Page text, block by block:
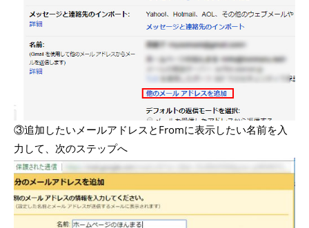
③追加したいメールアドレスとFromに表示したい名前を入
力して、次のステップへ